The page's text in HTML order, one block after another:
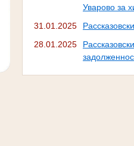
Уварово за
31.01.2025
28.01.2025